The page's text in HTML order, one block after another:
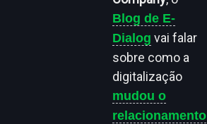
Blog de E-
Dialog vai falar
sobre como a
digitalização
mudou o
relacionamento